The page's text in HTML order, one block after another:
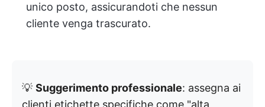
unico posto, assicurandoti che nessun
cliente venga trascurato.
💡 Suggerimento professionale: assegna ai
clienti etichette specifiche come "alta